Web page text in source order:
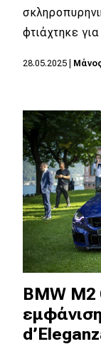
eDRIVE
DRIVE
φτιάχτηκε
28.05.2025
BMW M2